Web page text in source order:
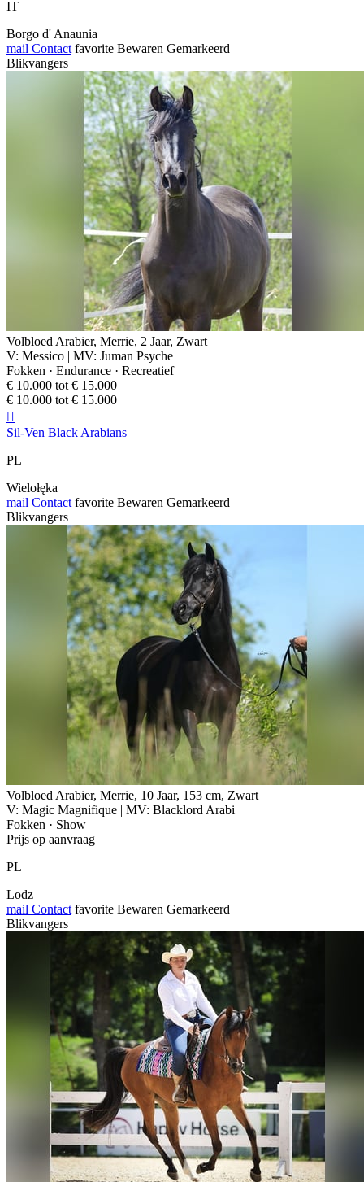
IT
Borgo d' Anaunia
mail Contact favorite Bewaren Gemarkeerd
Blikvangers
Volbloed Arabier, Merrie, 2 Jaar, Zwart
V: Messico | MV: Juman Psyche
Fokken · Endurance · Recreatief
€ 10.000 tot € 15.000
€ 10.000 tot € 15.000

Sil-Ven Black Arabians
PL
Wielołęka
mail Contact favorite Bewaren Gemarkeerd
Blikvangers
Volbloed Arabier, Merrie, 10 Jaar, 153 cm, Zwart
V: Magic Magnifique | MV: Blacklord Arabi
Fokken · Show
Prijs op aanvraag
PL
Lodz
mail Contact favorite Bewaren Gemarkeerd
Blikvangers